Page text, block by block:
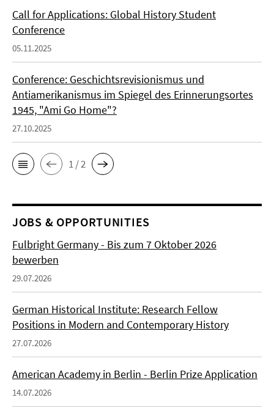
Call for Applications: Global History Student
Conference
05.11.2025
Conference: Geschichtsrevisionismus und
Antiamerikanismus im Spiegel des Erinnerungsortes
1945, "Ami Go Home"?
27.10.2025
1 / 2
JOBS & OPPORTUNITIES
Fulbright Germany - Bis zum 7 Oktober 2026
bewerben
29.07.2026
German Historical Institute: Research Fellow
Positions in Modern and Contemporary History
27.07.2026
American Academy in Berlin - Berlin Prize Application
14.07.2026